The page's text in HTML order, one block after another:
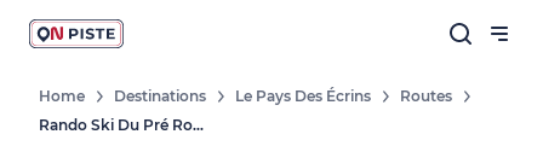
Home Destinations Le Pays Des Écrins
Routes
Rando Ski Du Pré Rouge